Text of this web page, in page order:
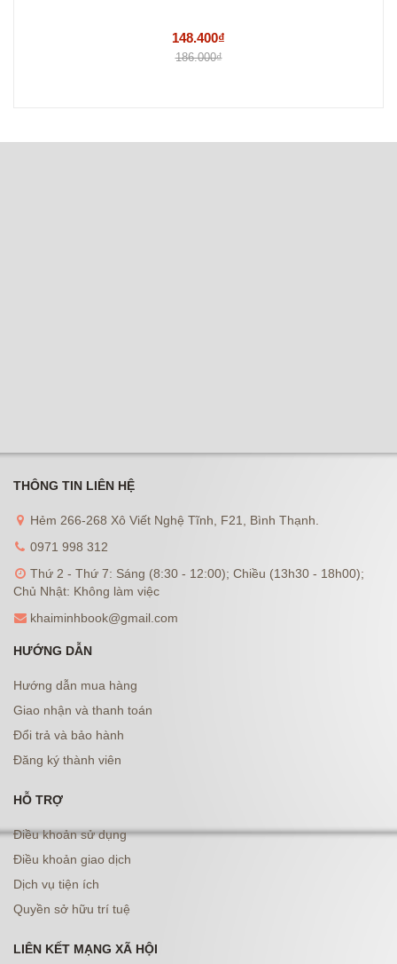
148.400₫
186.000₫
THÔNG TIN LIÊN HỆ
Hẻm 266-268 Xô Viết Nghệ Tĩnh, F21, Bình Thạnh.
0971 998 312
Thứ 2 - Thứ 7: Sáng (8:30 - 12:00); Chiều (13h30 - 18h00);
Chủ Nhật: Không làm việc
khaiminhbook@gmail.com
HƯỚNG DẪN
Hướng dẫn mua hàng
Giao nhận và thanh toán
Đổi trả và bảo hành
Đăng ký thành viên
HỖ TRỢ
Điều khoản sử dụng
Điều khoản giao dịch
Dịch vụ tiện ích
Quyền sở hữu trí tuệ
LIÊN KẾT MẠNG XÃ HỘI